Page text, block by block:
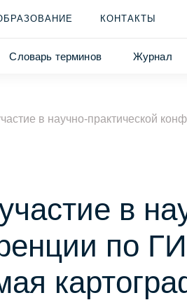
КОНТАКТЫ
Словарь терминов Журнал
в научно-практической
в
по